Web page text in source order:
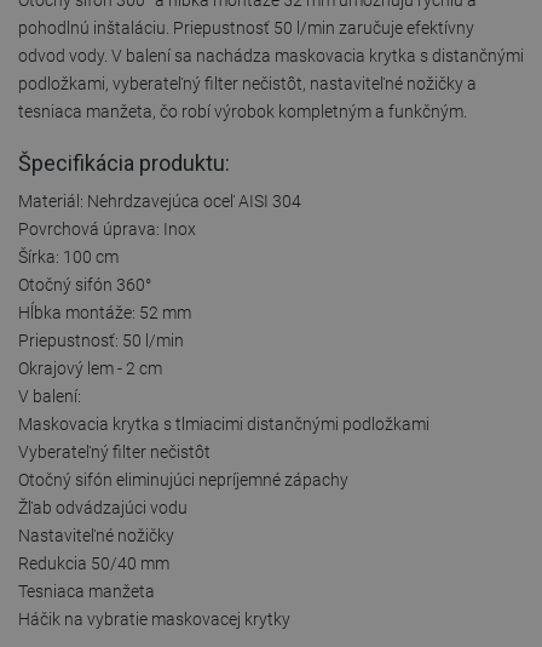
pohodlnú inštaláciu. Priepustnosť 50 l/min zaručuje efektívny
odvod vody. V balení sa nachádza maskovacia krytka s distančnými
podložkami, vyberateľný filter nečistôt, nastaviteľné nožičky a
tesniaca manžeta, čo robí výrobok kompletným a funkčným.
Špecifikácia produktu:
Materiál: Nehrdzavejúca oceľ AISI 304
Povrchová úprava: Inox
Šírka: 100 cm
Otočný sifón 360°
Hĺbka montáže: 52 mm
Priepustnosť: 50 l/min
Okrajový lem - 2 cm
V balení:
Maskovacia krytka s tlmiacimi distančnými podložkami
Vyberateľný filter nečistôt
Otočný sifón eliminujúci nepríjemné zápachy
Žľab odvádzajúci vodu
Nastaviteľné nožičky
Redukcia 50/40 mm
Tesniaca manžeta
Háčik na vybratie maskovacej krytky